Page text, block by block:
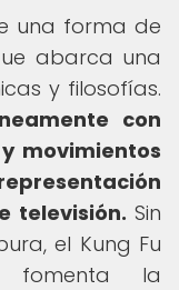
una forma de
abarca una
y filosofías.
con
movimientos
televisión. Sin
el Kung Fu
fomenta la